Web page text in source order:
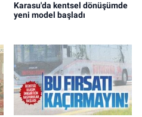
Karasu'da kentsel dönüşümde
yeni model başladı